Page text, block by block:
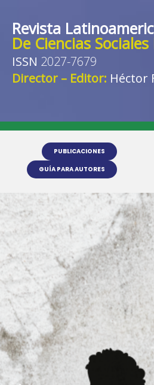
Revista
De Ciencias
ISSN 2027-7679
Director – Editor: Héctor
PUBLICACIONES
GUÍA PARA AUTORES